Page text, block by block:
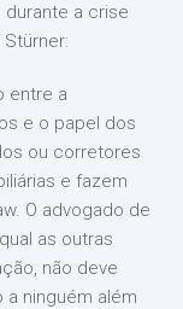
durante a crise
entre a
e o papel dos
ou corretores
e fazem
O advogado de
as outras
não deve
ninguém além